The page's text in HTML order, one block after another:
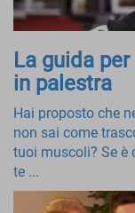
La guida
in palestra
Hai proposto che
non sai come
tuoi muscoli? Se è
te ...